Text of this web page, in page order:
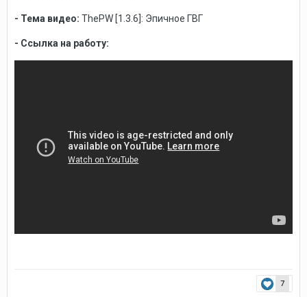
- Тема видео: ThePW [1.3.6]: Эпичное ГВГ
- Ссылка на работу:
7